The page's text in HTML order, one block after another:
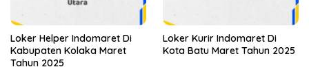
Loker Helper Indomaret Di
Kabupaten Kolaka Maret
Tahun 2025
Loker Kurir Indomaret Di
Kota Batu Maret Tahun 2025